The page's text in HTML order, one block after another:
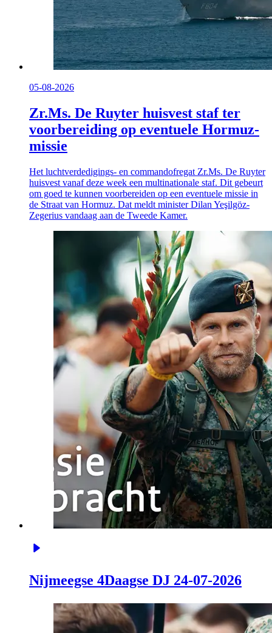
05-08-2026
Zr.Ms. De Ruyter huisvest staf ter
voorbereiding op eventuele Hormuz-
missie
Het luchtverdedigings- en commandofregat Zr.Ms. De Ruyter
huisvest vanaf deze week een multinationale staf. Dit gebeurt
om goed te kunnen voorbereiden op een eventuele missie in
de Straat van Hormuz. Dat meldt minister Dilan Yeşilgöz-
Zegerius vandaag aan de Tweede Kamer.
Nijmeegse 4Daagse DJ 24-07-2026